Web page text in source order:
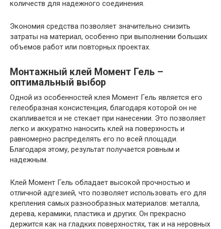
количеств для надежного соединения.
Экономия средства позволяет значительно снизить
затраты на материал, особенно при выполнении больших
объемов работ или повторных проектах.
Монтажный клей Момент Гель –
оптимальный выбор
Одной из особенностей клея Момент Гель является его
гелеобразная консистенция, благодаря которой он не
скапливается и не стекает при нанесении. Это позволяет
легко и аккуратно наносить клей на поверхность и
равномерно распределять его по всей площади.
Благодаря этому, результат получается ровным и
надежным.
Клей Момент Гель обладает высокой прочностью и
отличной адгезией, что позволяет использовать его для
крепления самых разнообразных материалов: металла,
дерева, керамики, пластика и других. Он прекрасно
держится как на гладких поверхностях, так и на неровных